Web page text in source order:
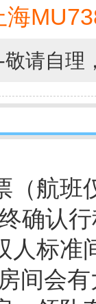
请自理
航班
确认
标准
间会